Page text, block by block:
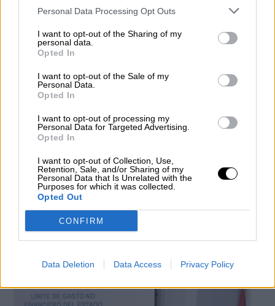
Personal Data Processing Opt Outs
I want to opt-out of the Sharing of my
personal data.
Opted In
I want to opt-out of the Sale of my
Personal Data.
Opted In
I want to opt-out of processing my
Personal Data for Targeted Advertising.
Opted In
I want to opt-out of Collection, Use,
Retention, Sale, and/or Sharing of my
Personal Data that Is Unrelated with the
Purposes for which it was collected.
Opted Out
CONFIRM
Data Deletion Data Access Privacy Policy
El Congreso de los Diputados aprueba
la suspensión de las reglas fiscales en
2020 y 2021
Redacción La Hora Digital
Más artículos de este autor